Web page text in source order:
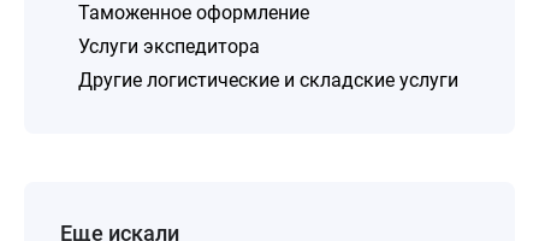
Таможенное оформление
Услуги экспедитора
Другие логистические и складские услуги
Еще искали